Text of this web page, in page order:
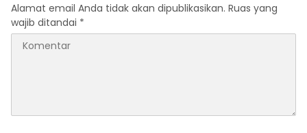
Alamat email Anda tidak akan dipublikasikan. Ruas yang
wajib ditandai *